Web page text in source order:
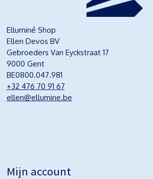
Elluminé Shop
Ellen Devos BV
Gebroeders Van Eyckstraat 17
9000 Gent
BE0800.047.981
+32 476 70 91 67
ellen@ellumine.be
Mijn account